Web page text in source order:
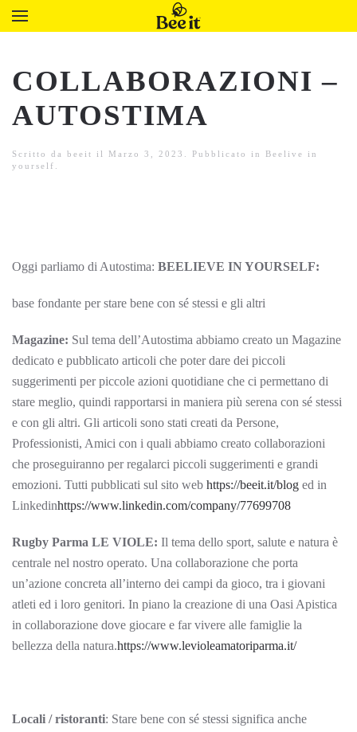
COLLABORAZIONI –
AUTOSTIMA
Scritto da beeit il Marzo 3, 2023 . Pubblicato in Beelive in
yourself
Oggi parliamo di Autostima: BEELIEVE IN YOURSELF:
base fondante per stare bene con sé stessi e gli altri
Magazine: Sul tema dell’Autostima abbiamo creato un Magazine
dedicato e pubblicato articoli che poter dare dei piccoli
suggerimenti per piccole azioni quotidiane che ci permettano di
stare meglio, quindi rapportarsi in maniera più serena con sé stessi
e con gli altri. Gli articoli sono stati creati da Persone,
Professionisti, Amici con i quali abbiamo creato collaborazioni
che proseguiranno per regalarci piccoli suggerimenti e grandi
emozioni. Tutti pubblicati sul sito web https://beeit.it/blog ed in
Linkedinhttps://www.linkedin.com/company/77699708
Rugby Parma LE VIOLE: Il tema dello sport, salute e natura è
centrale nel nostro operato. Una collaborazione che porta
un’azione concreta all’interno dei campi da gioco, tra i giovani
atleti ed i loro genitori. In piano la creazione di una Oasi Apistica
in collaborazione dove giocare e far vivere alle famiglie la
bellezza della natura.https://www.levioleamatoriparma.it/
Locali / ristoranti: Stare bene con sé stessi significa anche